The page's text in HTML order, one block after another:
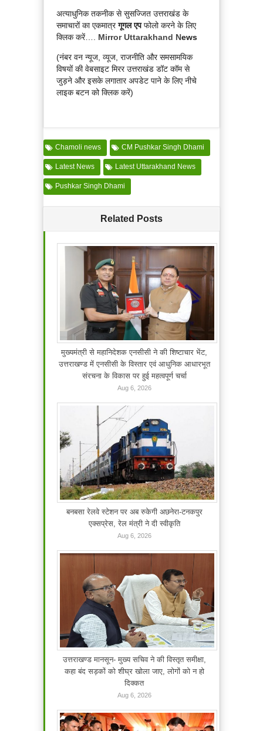
अत्याधुनिक तकनीक से सुसज्जित उत्तराखंड के
समाचारों का एकमात्रगूगल एपफोलो करने के लिए
क्लिक करें…. Mirror Uttarakhand News
(नंबर वन न्यूज, व्यूज, राजनीति और समसामयिक
विषयों की वेबसाइट मिरर उत्तराखंड डॉट कॉम से
जुड़ने और इसके लगातार अपडेट पाने के लिए नीचे
लाइक बटन को क्लिक करें)
Chamoli news CM Pushkar Singh Dhami
Latest News Latest Uttarakhand News
Pushkar Singh Dhami
Related Posts
मुख्यमंत्री से महानिदेशक एनसीसी ने की शिष्टाचार भेंट,
उत्तराखण्ड में एनसीसी के विस्तार एवं आधुनिक आधारभूत
संरचना के विकास पर हुई महत्वपूर्ण चर्चा
Aug 6, 2026
बनबसा रेलवे स्टेशन पर अब रुकेगी अछनेरा-टनकपुर
एक्सप्रेस, रेल मंत्री ने दी स्वीकृति
Aug 6, 2026
उत्तराखण्ड मानसून- मुख्य सचिव ने की विस्तृत समीक्षा,
कहा बंद सड़कों को शीघ्र खोला जाए, लोगों को न हो
दिक्कत
Aug 6, 2026